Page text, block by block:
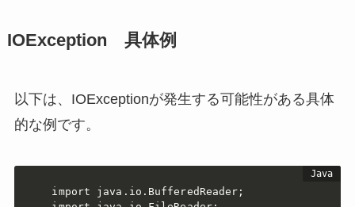
IOException 具体例
以下は、IOExceptionが発生する可能性がある具体
的な例です。
import java.io.BufferedReader;